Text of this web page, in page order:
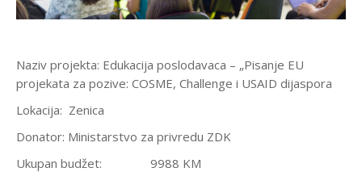
Naziv projekta: Edukacija poslodavaca – „Pisanje EU
projekata za pozive: COSME, Challenge i USAID dijaspora
Lokacija: Zenica
Donator: Ministarstvo za privredu ZDK
Ukupan budžet: 9988 KM